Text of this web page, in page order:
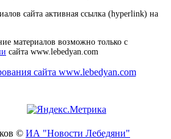
сайта активная ссылка (hyperlink) на
материалов возможно только с
сайта www.lebedyan.com
© ИА "Новости Лебедяни"